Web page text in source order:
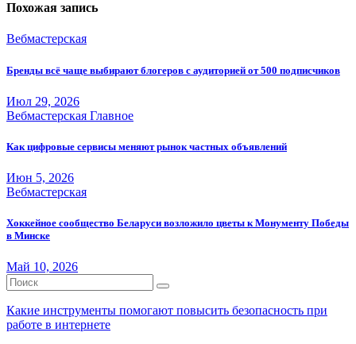
Похожая запись
Вебмастерская
Бренды всё чаще выбирают блогеров с аудиторией от 500 подписчиков
Июл 29, 2026
Вебмастерская Главное
Как цифровые сервисы меняют рынок частных объявлений
Июн 5, 2026
Вебмастерская
Хоккейное сообщество Беларуси возложило цветы к Монументу Победы
в Минске
Май 10, 2026
Какие инструменты помогают повысить безопасность при
работе в интернете